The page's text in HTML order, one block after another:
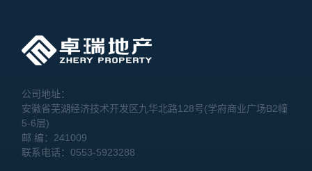
公司地址：
安徽省芜湖经济技术开发区九华北路128号(学府商业广场B2幢
5-6层)
邮 编：241009
联系电话：0553-5923288